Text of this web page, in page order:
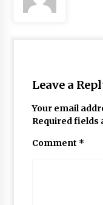
Leave a
Your email
Required fields
Comment *